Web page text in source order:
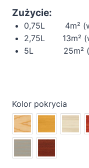
Zużycie:
0,75L 4m²
2,75L 13m²
5L 25m²
Kolor pokrycia